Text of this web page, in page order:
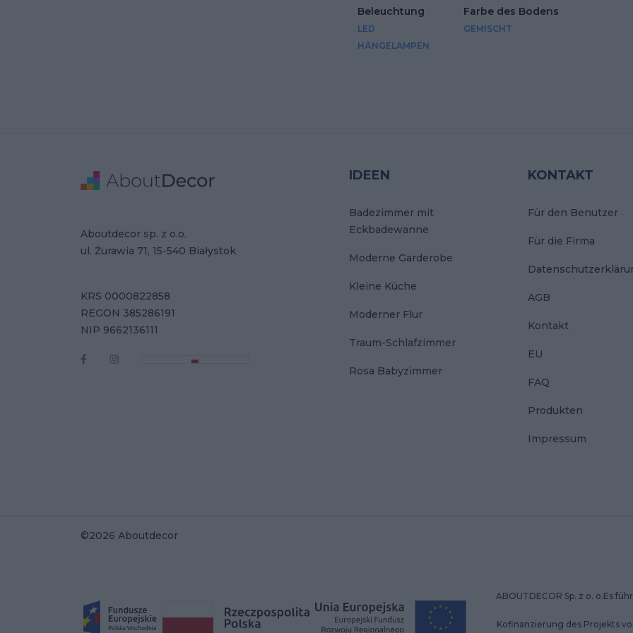
Beleuchtung
LED
HÄNGELAMPEN
Farbe des Bodens
GEMISCHT
IDEEN
Badezimmer mit
Eckbadewanne
Moderne Garderobe
Kleine Küche
Moderner Flur
Traum-Schlafzimmer
Rosa Babyzimmer
KONTAKT
Für den Benutzer
Für die Firma
AGB
Kontakt
EU
FAQ
Produkten
Impressum
Adresse
Aboutdecor sp. z o.o.
ul. Żurawia 71, 15-540 Białystok
Firmendaten
KRS 0000822858
REGON 385286191
NIP 9662136111
©2026 Aboutdecor
ABOUTDECOR Sp. z o. o.Es
Kofinanzierung des Projekts